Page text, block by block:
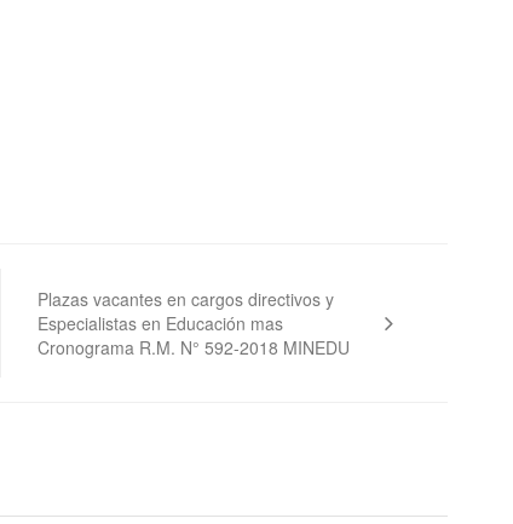
Plazas vacantes en cargos directivos y
Especialistas en Educación mas
Cronograma R.M. N° 592-2018 MINEDU